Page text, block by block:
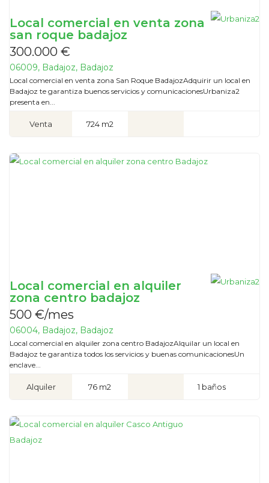
Local comercial en venta zona
san roque badajoz
300.000 €
06009, Badajoz, Badajoz
Local comercial en venta zona San Roque BadajozAdquirir un local en
Badajoz te garantiza buenos servicios y comunicacionesUrbaniza2
presenta en...
Venta 724 m2
Local comercial en alquiler
zona centro badajoz
500 €/mes
06004, Badajoz, Badajoz
Local comercial en alquiler zona centro BadajozAlquilar un local en
Badajoz te garantiza todos los servicios y buenas comunicacionesUn
enclave...
Alquiler 76 m2 1 baños